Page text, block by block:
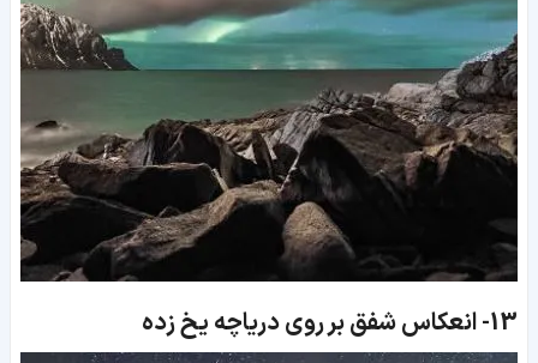
13- انعکاس شفق بر روی دریاچه یخ زده